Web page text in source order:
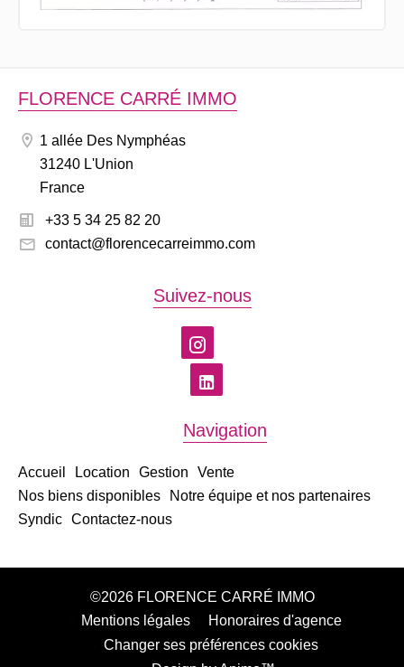
FLORENCE CARRÉ IMMO
1 allée Des Nymphéas
31240 L'Union
France
+33 5 34 25 82 20
contact@florencecarreimmo.com
Suivez-nous
Navigation
Accueil Location Gestion
Vente
Nos biens disponibles
Notre équipe et nos partenaires
Syndic Contactez-nous
©2026 FLORENCE CARRÉ IMMO
Mentions légales
Honoraires d'agence
Changer ses préférences cookies